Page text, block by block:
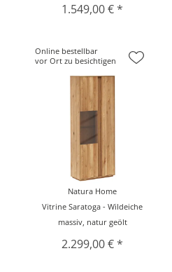
1.549,00 € *
Online bestellbar
vor Ort zu besichtigen
Natura Home
Vitrine Saratoga - Wildeiche
massiv, natur geölt
2.299,00 € *